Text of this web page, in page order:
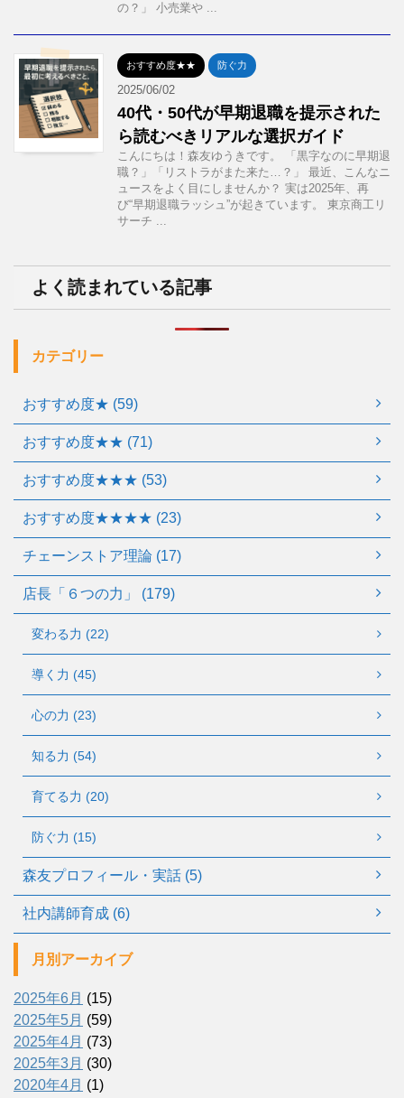
の？」 小売業や ...
おすすめ度★★ 防ぐ力
2025/06/02
40代・50代が早期退職を提示された
ら読むべきリアルな選択ガイド
こんにちは！森友ゆうきです。 「黒字なのに早期退
職？」「リストラがまた来た…？」 最近、こんなニ
ュースをよく目にしませんか？ 実は2025年、再
び“早期退職ラッシュ”が起きています。 東京商工リ
サーチ ...
よく読まれている記事
カテゴリー
おすすめ度★ (59)
おすすめ度★★ (71)
おすすめ度★★★ (53)
おすすめ度★★★★ (23)
チェーンストア理論 (17)
店長「６つの力」 (179)
変わる力 (22)
導く力 (45)
心の力 (23)
知る力 (54)
育てる力 (20)
防ぐ力 (15)
森友プロフィール・実話 (5)
社内講師育成 (6)
月別アーカイブ
2025年6月 (15)
2025年5月 (59)
2025年4月 (73)
2025年3月 (30)
2020年4月 (1)